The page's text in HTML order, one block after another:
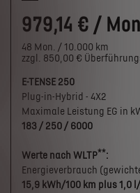
979,14 € /
48 Mon. / 10.000 km
zzgl. 850,00 €
E-TENSE 250
Plug-in-Hybrid - 4X2
Maximale Leistung EG in
183 / 250 / 6000
Werte nach WLTP**:
Energieverbrauch
15,9 kWh/100 km plus 1,0